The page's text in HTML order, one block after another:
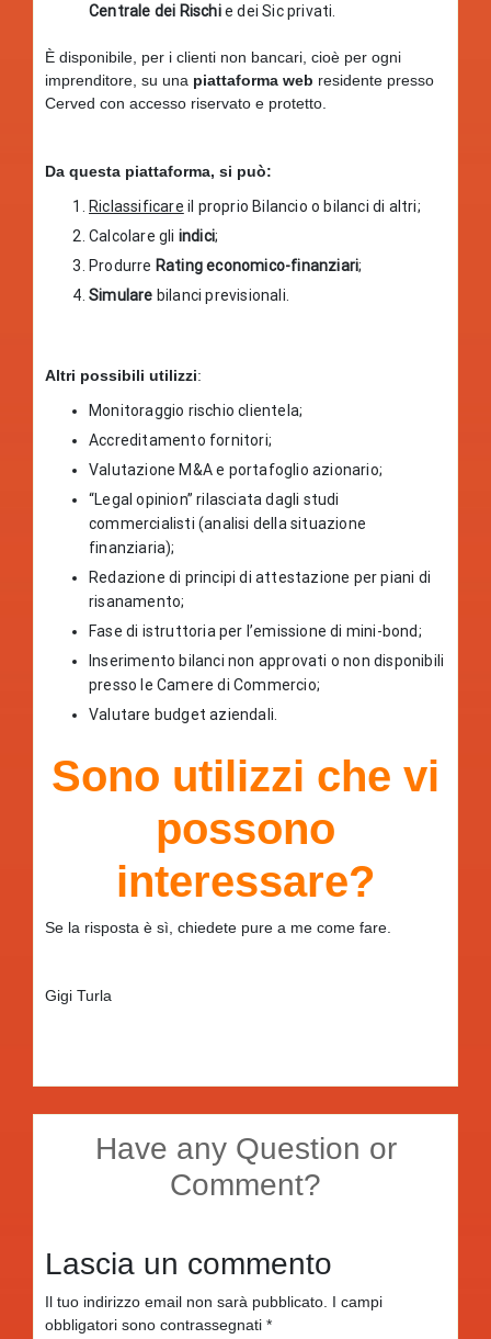
Centrale dei Rischie dei Sic privati.
È disponibile, per i clienti non bancari, cioè per ogni
imprenditore, su una piattaforma web residente presso
Cerved con accesso riservato e protetto.
Da questa piattaforma, si può:
Riclassificare il proprio Bilancio o bilanci di altri;
Calcolare gli indici;
Produrre Rating economico-finanziari;
Simulare bilanci previsionali.
Altri possibili utilizzi:
Monitoraggio rischio clientela;
Accreditamento fornitori;
Valutazione M&A e portafoglio azionario;
“Legal opinion” rilasciata dagli studi
commercialisti (analisi della situazione
finanziaria);
Redazione di principi di attestazione per piani di
risanamento;
Fase di istruttoria per l’emissione di mini-bond;
Inserimento bilanci non approvati o non disponibili
presso le Camere di Commercio;
Valutare budget aziendali.
Sono utilizzi che vi
possono
interessare?
Se la risposta è sì, chiedete pure a me come fare.
Gigi Turla
Have any Question or
Comment?
Lascia un commento
Il tuo indirizzo email non sarà pubblicato. I campi
obbligatori sono contrassegnati *